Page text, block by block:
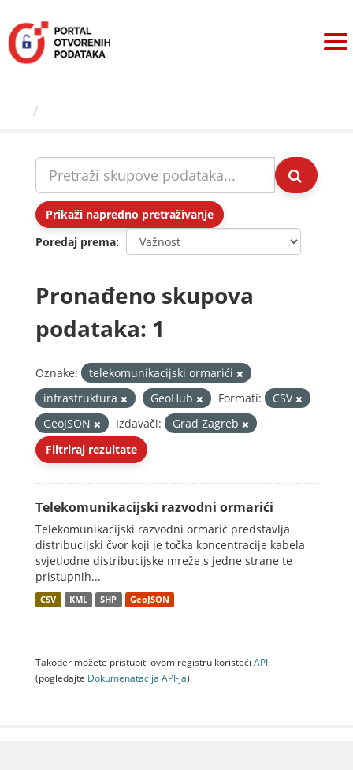
sadržaj
Prikaži napredno pretraživanje
Poredaj prema
Pronađeno skupova
podataka: 1
Oznake:
telekomunikacijski ormarići
infrastruktura
GeoHub Formati:
CSV
GeoJSON
Izdavači:
Grad Zagreb
Filtriraj rezultate
Telekomunikacijski razvodni ormarići
Telekomunikacijski razvodni ormarić predstavlja
distribucijski čvor koji je točka koncentracije kabela
svjetlodne distribucijske mreže s jedne strane te
pristupnih...
CSV KML SHP GeoJSON
Također možete pristupiti ovom registru koristeći API
(pogledajte Dokumenаtаcijа API-jа).